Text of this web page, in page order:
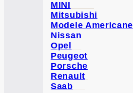
MINI
Mitsubishi
Modele Americane
Nissan
Opel
Peugeot
Porsche
Renault
Saab